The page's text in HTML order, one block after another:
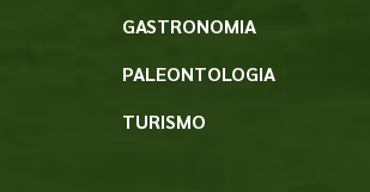
GASTRONOMIA
PALEONTOLOGIA
TURISMO